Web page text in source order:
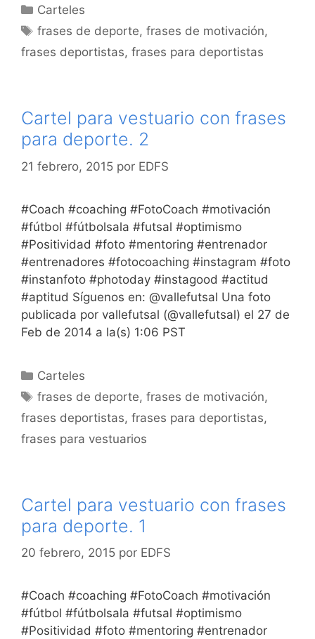
Categorías
Carteles
Etiquetas
frases de deporte,frases de motivación,
frases deportistas, frases para deportistas
Cartel para vestuario con frases
para deporte. 2
21 febrero, 2015 por EDFS
#Coach #coaching #FotoCoach #motivación
#fútbol #fútbolsala #futsal #optimismo
#Positividad #foto #mentoring #entrenador
#entrenadores #fotocoaching #instagram #foto
#instanfoto #photoday #instagood #actitud
#aptitud Síguenos en: @vallefutsal Una foto
publicada por vallefutsal (@vallefutsal) el 27 de
Feb de 2014 a la(s) 1:06 PST
Categorías
Carteles
Etiquetas
frases de deporte,frases de motivación,
frases deportistas, frases para deportistas,
frases para vestuarios
Cartel para vestuario con frases
para deporte. 1
20 febrero, 2015 por EDFS
#Coach #coaching #FotoCoach #motivación
#fútbol #fútbolsala #futsal #optimismo
#Positividad #foto #mentoring #entrenador